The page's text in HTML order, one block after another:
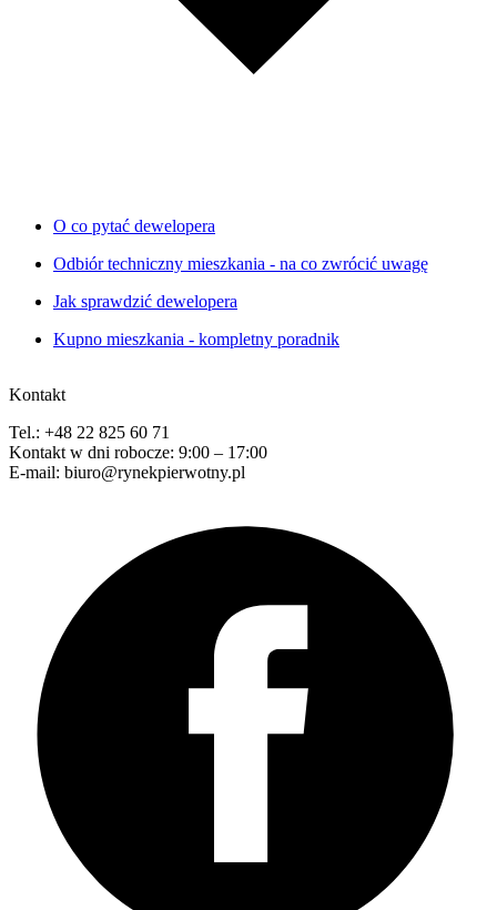
O co pytać dewelopera
Odbiór techniczny mieszkania - na co zwrócić uwagę
Jak sprawdzić dewelopera
Kupno mieszkania - kompletny poradnik
Kontakt
Tel.: +48 22 825 60 71
Kontakt w dni robocze: 9:00 – 17:00
E-mail: biuro@rynekpierwotny.pl